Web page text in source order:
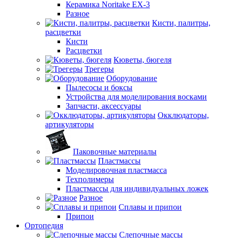
Керамика Noritake EX-3
Разное
Кисти, палитры,
расцветки
Кисти
Расцветки
Кюветы, бюгеля
Трегеры
Оборудование
Пылесосы и боксы
Устройства для моделирования восками
Запчасти, аксессуары
Окклюдаторы,
артикуляторы
Паковочные материалы
Пластмассы
Моделировочная пластмасса
Техполимеры
Пластмассы для индивидуальных ложек
Разное
Сплавы и припои
Припои
Ортопедия
Слепочные массы